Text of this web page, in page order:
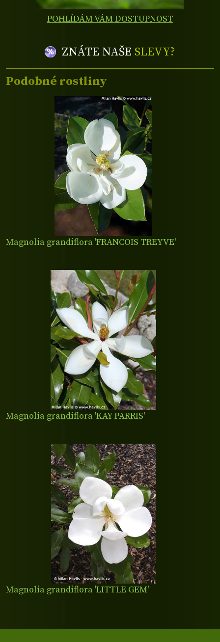
POHLÍDÁM VÁM DOSTUPNOST
ZNÁTE NAŠE SLEVY?
Podobné rostliny
Magnolia grandiflora 'FRANCOIS TREYVE'
Magnolia grandiflora 'KAY PARRIS'
Magnolia grandiflora 'LITTLE GEM'